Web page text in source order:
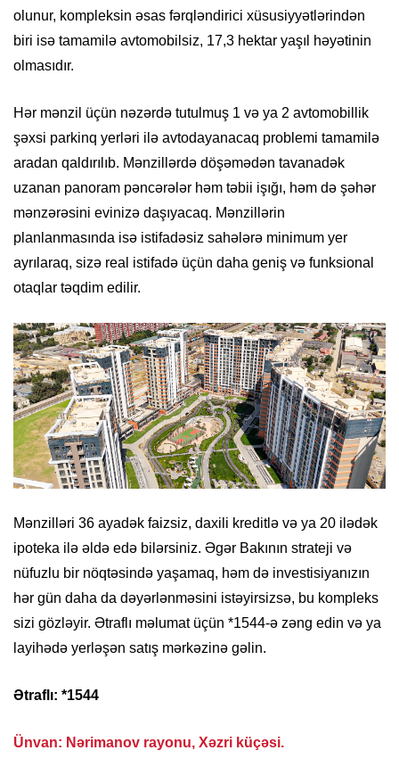
olunur, kompleksin əsas fərqləndirici xüsusiyyətlərindən
biri isə tamamilə avtomobilsiz, 17,3 hektar yaşıl həyətinin
olmasıdır.
Hər mənzil üçün nəzərdə tutulmuş 1 və ya 2 avtomobillik
şəxsi parkinq yerləri ilə avtodayanacaq problemi tamamilə
aradan qaldırılıb. Mənzillərdə döşəmədən tavanadək
uzanan panoram pəncərələr həm təbii işığı, həm də şəhər
mənzərəsini evinizə daşıyacaq. Mənzillərin
planlanmasında isə istifadəsiz sahələrə minimum yer
ayrılaraq, sizə real istifadə üçün daha geniş və funksional
otaqlar təqdim edilir.
Mənzilləri 36 ayadək faizsiz, daxili kreditlə və ya 20 ilədək
ipoteka ilə əldə edə bilərsiniz. Əgər Bakının strateji və
nüfuzlu bir nöqtəsində yaşamaq, həm də investisiyanızın
hər gün daha da dəyərlənməsini istəyirsizsə, bu kompleks
sizi gözləyir. Ətraflı məlumat üçün *1544-ə zəng edin və ya
layihədə yerləşən satış mərkəzinə gəlin.
Ətraflı: *1544
Ünvan: Nərimanov rayonu, Xəzri küçəsi.